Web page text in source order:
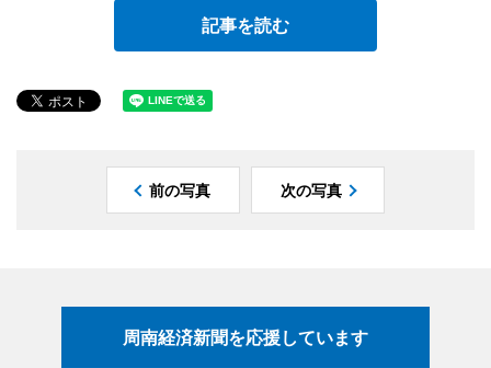
記事を読む
前の写真 次の写真
周南経済新聞を応援しています